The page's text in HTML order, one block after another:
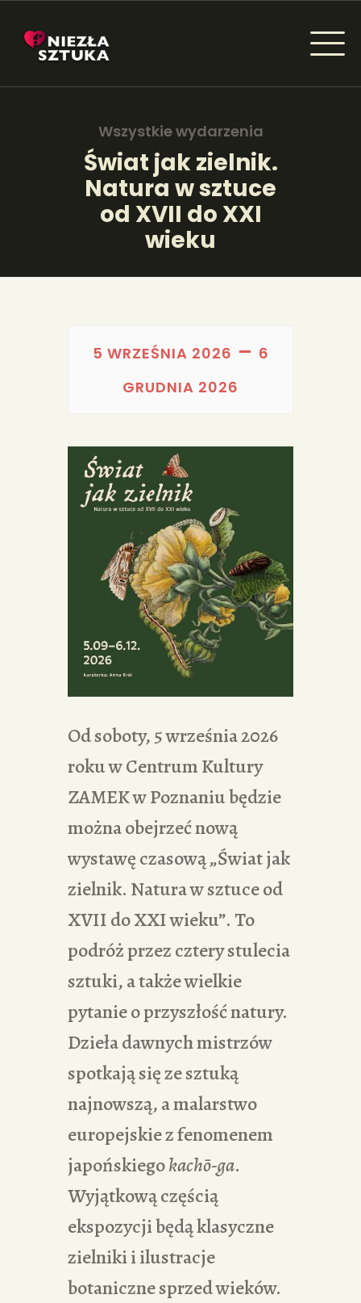
Wszystkie wydarzenia
Świat jak zielnik.
Natura w sztuce
od XVII do XXI
wieku
NIEZŁA SZTUKA - NEWSY
AKTUALNOŚCI
WYDARZENIA
5 WRZEŚNIA 2026 – 6
GRUDNIA 2026
Od soboty, 5 września 2026
roku w Centrum Kultury
ZAMEK w Poznaniu będzie
można obejrzeć nową
wystawę czasową „Świat jak
zielnik. Natura w sztuce od
XVII do XXI wieku”. To
podróż przez cztery stulecia
sztuki, a także wielkie
pytanie o przyszłość natury.
Dzieła dawnych mistrzów
spotkają się ze sztuką
najnowszą, a malarstwo
europejskie z fenomenem
japońskiegokachō-ga.
Wyjątkową częścią
ekspozycji będą klasyczne
zielniki i ilustracje
botaniczne sprzed wieków.